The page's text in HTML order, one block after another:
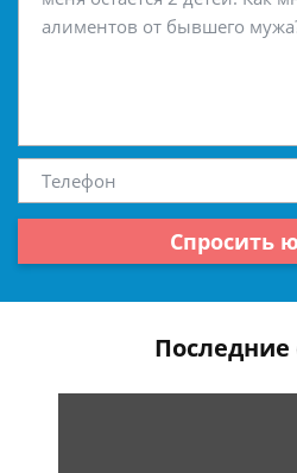
Спросить
Последние